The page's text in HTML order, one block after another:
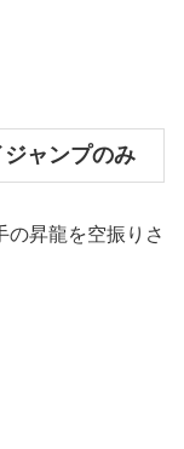
ャンプのみ
の昇龍を空振りさ